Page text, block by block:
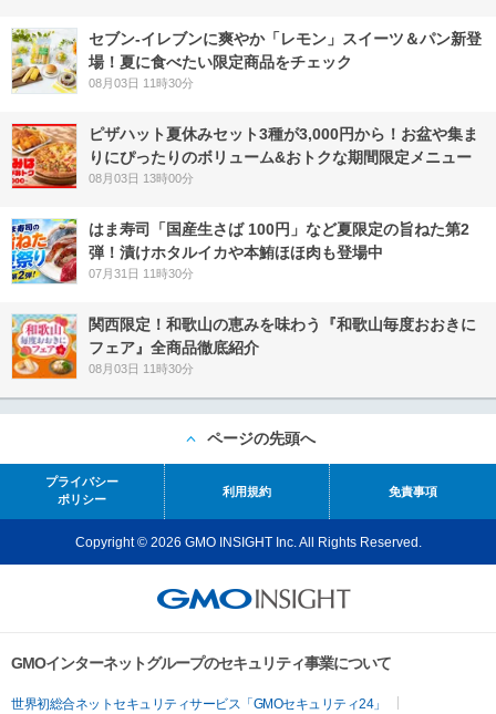
セブン‐イレブンに爽やか「レモン」スイーツ＆パン新登
場！夏に食べたい限定商品をチェック
08月03日 11時30分
ピザハット夏休みセット3種が3,000円から！お盆や集ま
りにぴったりのボリューム&おトクな期間限定メニュー
08月03日 13時00分
はま寿司「国産生さば 100円」など夏限定の旨ねた第2
弾！漬けホタルイカや本鮪ほほ肉も登場中
07月31日 11時30分
関西限定！和歌山の恵みを味わう『和歌山毎度おおきに
フェア』全商品徹底紹介
08月03日 11時30分
ページの先頭へ
プライバシー
ポリシー
利用規約 免責事項
Copyright © 2026 GMO INSIGHT Inc. All Rights Reserved.
GMOインターネットグループのセキュリティ事業について
世界初総合ネットセキュリティサービス「GMOセキュリティ24」